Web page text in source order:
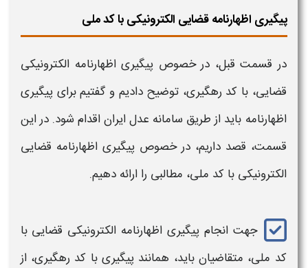
پیگیری اظهارنامه قضایی الکترونیکی با کد ملی
در قسمت قبل، در خصوص پیگیری اظهارنامه الکترونیکی
قضایی، با کد رهگیری، توضیح دادیم و گفتیم برای پیگیری
اظهارنامه باید از طریق سامانه عدل ایران اقدام شود. در این
قسمت، قصد داریم، در خصوص پیگیری اظهارنامه قضایی
الکترونیکی با کد ملی، مطالبی را ارائه دهیم.
جهت انجام پیگیری اظهارنامه الکترونیکی قضایی با
کد ملی، متقاضیان باید، همانند پیگیری با کد رهگیری، از